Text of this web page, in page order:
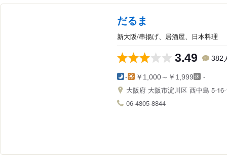
だるま
新大阪/串揚げ、居酒屋、日本料理
3.49 382
- ￥1,000～￥1,999
-
大阪府 大阪市淀川区 西中島 5-
06-4805-8844